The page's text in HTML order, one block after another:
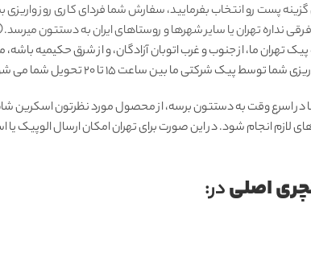
پست رو انتخاب بفرمایید، سفارش شما فردای کاری روز
نداره تهران یا سایر شهرها و روستاهای ایران به دستتون
تهران ما، از جنوب و غرب اتوبان آزادگان، و از شرق حکیمیه
پیک شرکتی ما بين ساعت ۱۵ تا ٢٠ تحويل شما مى شود.
اسرع وقت به دستتون برسه، از محصول مورد نظرتون اسکرین
لازم انجام شود. در این صورت برای تهران امکان ارسال
اصلیدر: